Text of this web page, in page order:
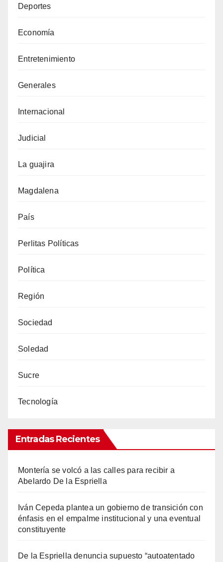
Deportes
Economía
Entretenimiento
Generales
Internacional
Judicial
La guajira
Magdalena
País
Perlitas Políticas
Política
Región
Sociedad
Soledad
Sucre
Tecnología
Entradas Recientes
Montería se volcó a las calles para recibir a
Abelardo De la Espriella
Iván Cepeda plantea un gobierno de transición con
énfasis en el empalme institucional y una eventual
constituyente
De la Espriella denuncia supuesto “autoatentado